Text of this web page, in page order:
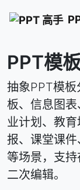
PPT模
抽象PPT模
板、信息图
业计划、教
报、课堂课
等场景，支
二次编辑。